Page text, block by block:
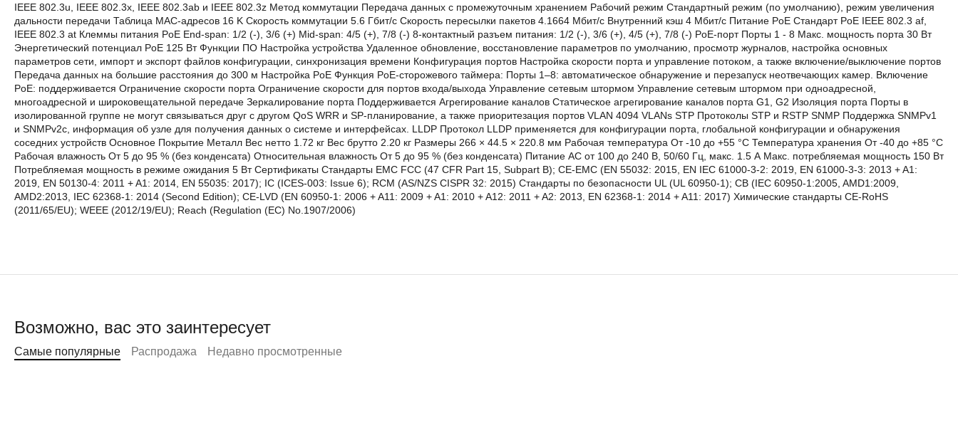
IEEE 802.3u, IEEE 802.3x, IEEE 802.3ab и IEEE 802.3z Метод коммутации Передача данных с промежуточным хранением Рабочий режим Стандартный режим (по умолчанию), режим увеличения
дальности передачи Таблица MAC-адресов 16 K Скорость коммутации 5.6 Гбит/с Скорость пересылки пакетов 4.1664 Мбит/с Внутренний кэш 4 Мбит/с Питание PoE Стандарт PoE IEEE 802.3 af,
IEEE 802.3 at Клеммы питания PoE End-span: 1/2 (-), 3/6 (+) Mid-span: 4/5 (+), 7/8 (-) 8-контактный разъем питания: 1/2 (-), 3/6 (+), 4/5 (+), 7/8 (-) PoE-порт Порты 1 - 8 Макс. мощность порта 30 Вт
Энергетический потенциал PoE 125 Вт Функции ПО Настройка устройства Удаленное обновление, восстановление параметров по умолчанию, просмотр журналов, настройка основных
параметров сети, импорт и экспорт файлов конфигурации, синхронизация времени Конфигурация портов Настройка скорости порта и управление потоком, а также включение/выключение портов
Передача данных на большие расстояния до 300 м Настройка PoE Функция PoE-сторожевого таймера: Порты 1–8: автоматическое обнаружение и перезапуск неотвечающих камер. Включение
PoE: поддерживается Ограничение скорости порта Ограничение скорости для портов входа/выхода Управление сетевым штормом Управление сетевым штормом при одноадресной,
многоадресной и широковещательной передаче Зеркалирование порта Поддерживается Агрегирование каналов Статическое агрегирование каналов порта G1, G2 Изоляция порта Порты в
изолированной группе не могут связываться друг с другом QoS WRR и SP-планирование, а также приоритезация портов VLAN 4094 VLANs STP Протоколы STP и RSTP SNMP Поддержка SNMPv1
и SNMPv2c, информация об узле для получения данных о системе и интерфейсах. LLDP Протокол LLDP применяется для конфигурации порта, глобальной конфигурации и обнаружения
соседних устройств Основное Покрытие Металл Вес нетто 1.72 кг Вес брутто 2.20 кг Размеры 266 × 44.5 × 220.8 мм Рабочая температура От -10 до +55 °C Температура хранения От -40 до +85 °C
Рабочая влажность От 5 до 95 % (без конденсата) Относительная влажность От 5 до 95 % (без конденсата) Питание AC от 100 до 240 В, 50/60 Гц, макс. 1.5 А Макс. потребляемая мощность 150 Вт
Потребляемая мощность в режиме ожидания 5 Вт Сертификаты Стандарты EMC FCC (47 CFR Part 15, Subpart B); CE-EMC (EN 55032: 2015, EN IEC 61000-3-2: 2019, EN 61000-3-3: 2013 + A1:
2019, EN 50130-4: 2011 + A1: 2014, EN 55035: 2017); IC (ICES-003: Issue 6); RCM (AS/NZS CISPR 32: 2015) Стандарты по безопасности UL (UL 60950-1); CB (IEC 60950-1:2005, AMD1:2009,
AMD2:2013, IEC 62368-1: 2014 (Second Edition); CE-LVD (EN 60950-1: 2006 + A11: 2009 + A1: 2010 + A12: 2011 + A2: 2013, EN 62368-1: 2014 + A11: 2017) Химические стандарты CE-RoHS
(2011/65/EU); WEEE (2012/19/EU); Reach (Regulation (EC) No.1907/2006)
Возможно, вас это заинтересует
Самые популярные Распродажа Недавно просмотренные